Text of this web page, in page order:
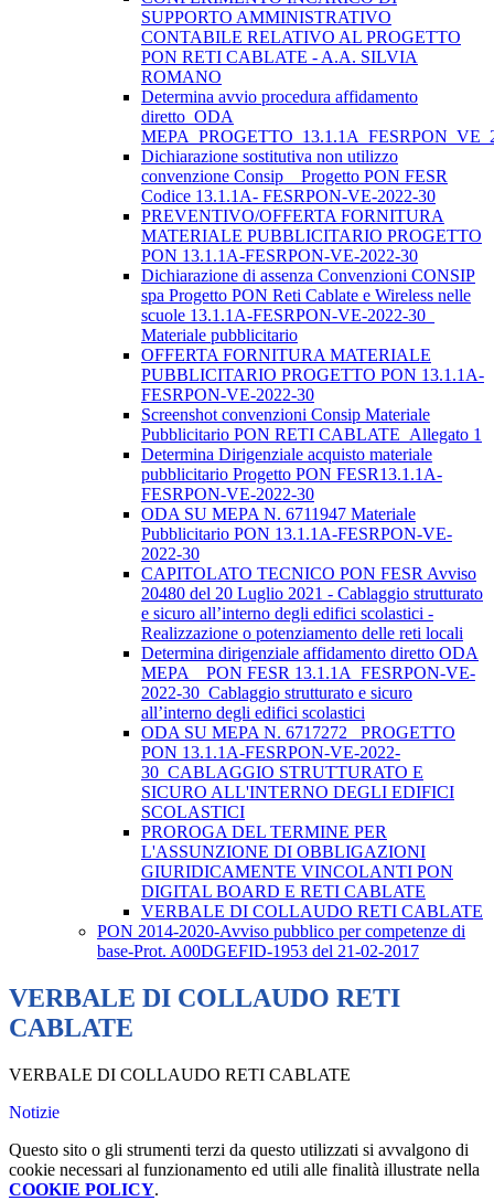
SUPPORTO AMMINISTRATIVO
CONTABILE RELATIVO AL PROGETTO
PON RETI CABLATE - A.A. SILVIA
ROMANO
Determina avvio procedura affidamento
diretto_ODA
Dichiarazione sostitutiva non utilizzo
convenzione Consip _ Progetto PON FESR
Codice 13.1.1A- FESRPON-VE-2022-30
PREVENTIVO/OFFERTA FORNITURA
MATERIALE PUBBLICITARIO PROGETTO
PON 13.1.1A-FESRPON-VE-2022-30
Dichiarazione di assenza Convenzioni CONSIP
spa Progetto PON Reti Cablate e Wireless nelle
scuole 13.1.1A-FESRPON-VE-2022-30_
Materiale pubblicitario
OFFERTA FORNITURA MATERIALE
PUBBLICITARIO PROGETTO PON 13.1.1A-
FESRPON-VE-2022-30
Screenshot convenzioni Consip Materiale
Pubblicitario PON RETI CABLATE_Allegato 1
Determina Dirigenziale acquisto materiale
pubblicitario Progetto PON FESR13.1.1A-
FESRPON-VE-2022-30
ODA SU MEPA N. 6711947 Materiale
Pubblicitario PON 13.1.1A-FESRPON-VE-
2022-30
CAPITOLATO TECNICO PON FESR Avviso
20480 del 20 Luglio 2021 - Cablaggio strutturato
e sicuro all’interno degli edifici scolastici -
Realizzazione o potenziamento delle reti locali
Determina dirigenziale affidamento diretto ODA
MEPA _ PON FESR 13.1.1A_FESRPON-VE-
2022-30_Cablaggio strutturato e sicuro
all’interno degli edifici scolastici
ODA SU MEPA N. 6717272_ PROGETTO
PON 13.1.1A-FESRPON-VE-2022-
30_CABLAGGIO STRUTTURATO E
SICURO ALL'INTERNO DEGLI EDIFICI
SCOLASTICI
PROROGA DEL TERMINE PER
L'ASSUNZIONE DI OBBLIGAZIONI
GIURIDICAMENTE VINCOLANTI PON
DIGITAL BOARD E RETI CABLATE
VERBALE DI COLLAUDO RETI CABLATE
PON 2014-2020-Avviso pubblico per competenze di
base-Prot. A00DGEFID-1953 del 21-02-2017
VERBALE DI COLLAUDO RETI
CABLATE
VERBALE DI COLLAUDO RETI CABLATE
Notizie
Questo sito o gli strumenti terzi da questo utilizzati si avvalgono di
cookie necessari al funzionamento ed utili alle finalità illustrate nella
COOKIE POLICY.